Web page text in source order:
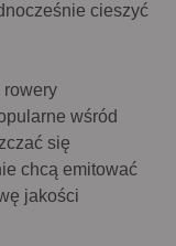
cieszyć
rowery
wśród
się
chcą emitować
jakości